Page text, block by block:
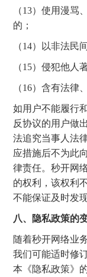
（13）使用漫骂
的；
（14）以非法民
（15）侵犯他人
（16）含有法律
如用户不能履行
反协议的用户做
法追究当事人法
应措施后不为此
律责任。秒开网
的权利，该权利
不能保证及时发
八、隐私政策的
随着秒开网络业
我们可能适时修
本《隐私政策》